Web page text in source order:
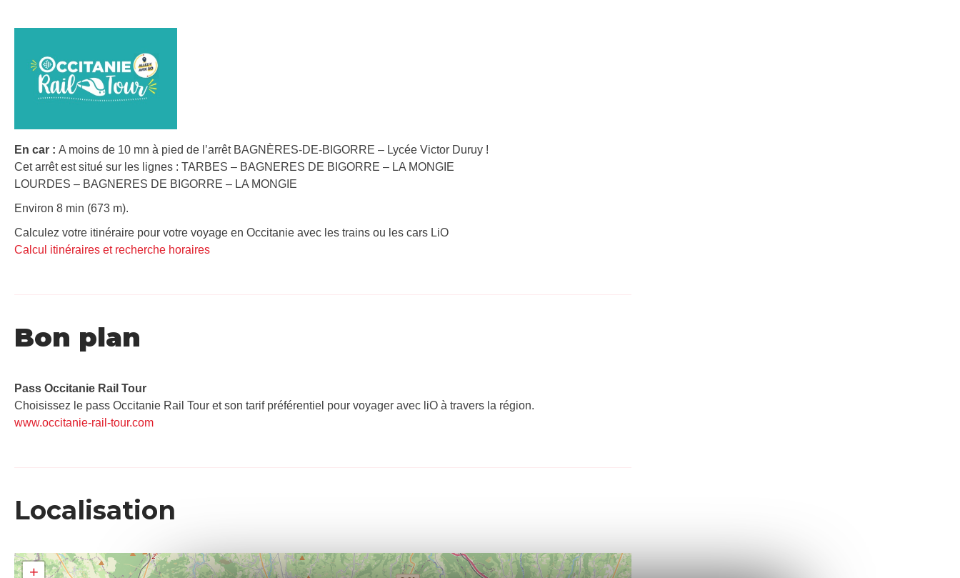
En car : A moins de 10 mn à pied de l’arrêt BAGNÈRES-DE-BIGORRE – Lycée Victor Duruy !
Cet arrêt est situé sur les lignes : TARBES – BAGNERES DE BIGORRE – LA MONGIE
LOURDES – BAGNERES DE BIGORRE – LA MONGIE
Environ 8 min (673 m).
Calculez votre itinéraire pour votre voyage en Occitanie avec les trains ou les cars LiO
Calcul itinéraires et recherche horaires
Bon plan
Pass Occitanie Rail Tour​
Choisissez le pass Occitanie Rail Tour et son tarif préférentiel pour voyager avec liO à travers la région.
www.occitanie-rail-tour.com
Localisation
+